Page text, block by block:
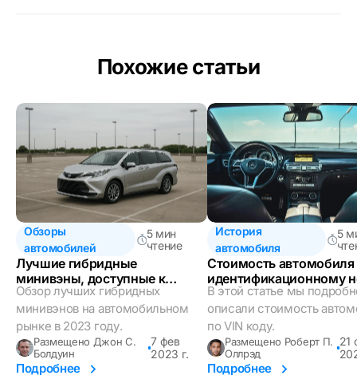
Похожие статьи
Обзоры
автомобилей
5 мин
чтение
Лучшие гибридные
минивэны, доступные к
покупке в 2023 году
Обзор лучших гибридных
минивэнов на автомобильном
рынке в 2023 году.
Размещено Джон С.
Болдуин
7 фев
2023 г.
Подробнее
История
автомобиля
5
Стоимость автомобиля
идентификационному
(VIN)
В этой статье мы
описали стоимость
по VIN коду.
Размещено Роберт П.
Оллрэд
21
Подробнее